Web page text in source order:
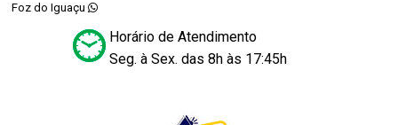
Foz do Iguaçu
Horário de Atendimento
Seg. à Sex. das 8h às 17:45h